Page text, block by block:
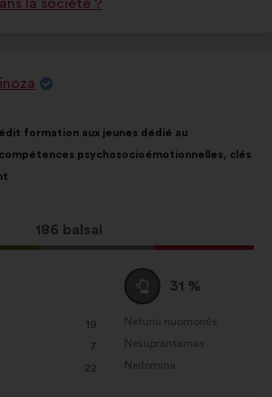
la société ?
formation aux jeunes dédié au
psychosocioémotionnelles, clés
Dėl
šio
186 balsai
19
7
22
Susilaikau
:
31 %
Neturiu nuomonės
:kartų
Nesuprantamas
:kartų
Nedomina
:kartų